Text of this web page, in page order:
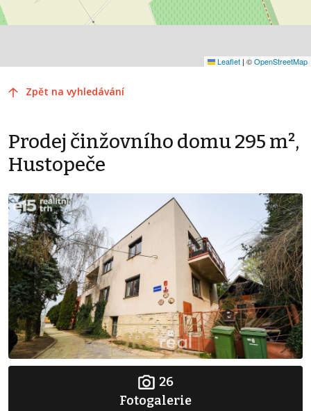
Leaflet | ©OpenStreetMap
Zpět na vyhledávání
Prodej činžovního domu 295 m²,
Hustopeče
26
Fotogalerie